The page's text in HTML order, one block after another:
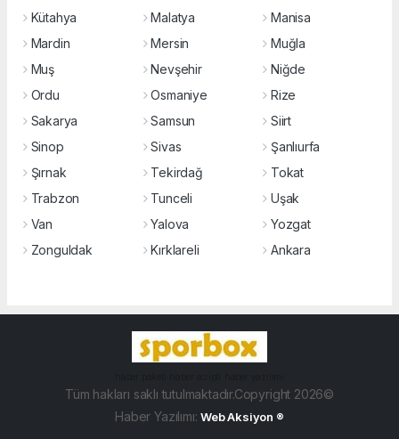
Kütahya
Malatya
Manisa
Mardin
Mersin
Muğla
Muş
Nevşehir
Niğde
Ordu
Osmaniye
Rize
Sakarya
Samsun
Siirt
Sinop
Sivas
Şanlıurfa
Şırnak
Tekirdağ
Tokat
Trabzon
Tunceli
Uşak
Van
Yalova
Yozgat
Zonguldak
Kırklareli Ankara
Tüm hakları saklı tutulmaktadır.Copyright 2026©
Haber Yazılımı:Web Aksiyon ®